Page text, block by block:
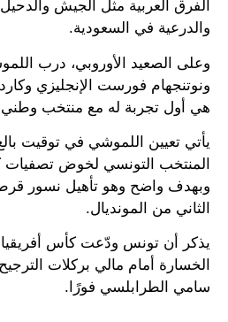
الفرق العربية مثل الجيش
والدرعية في السعودية.
وعلى الصعيد الأوروبي، درب
ونوتنجهام فورست الإنجليزي
هي أول تجربة له مع منتخب وطني منذ
يأتي تعيين اللموشي في توقيت
وبهدف واضح وهو تأهيل نسور
الثاني من المونديال.
الخسارة أمام مالي بركلات
سامي الطرابلسي فورًا.